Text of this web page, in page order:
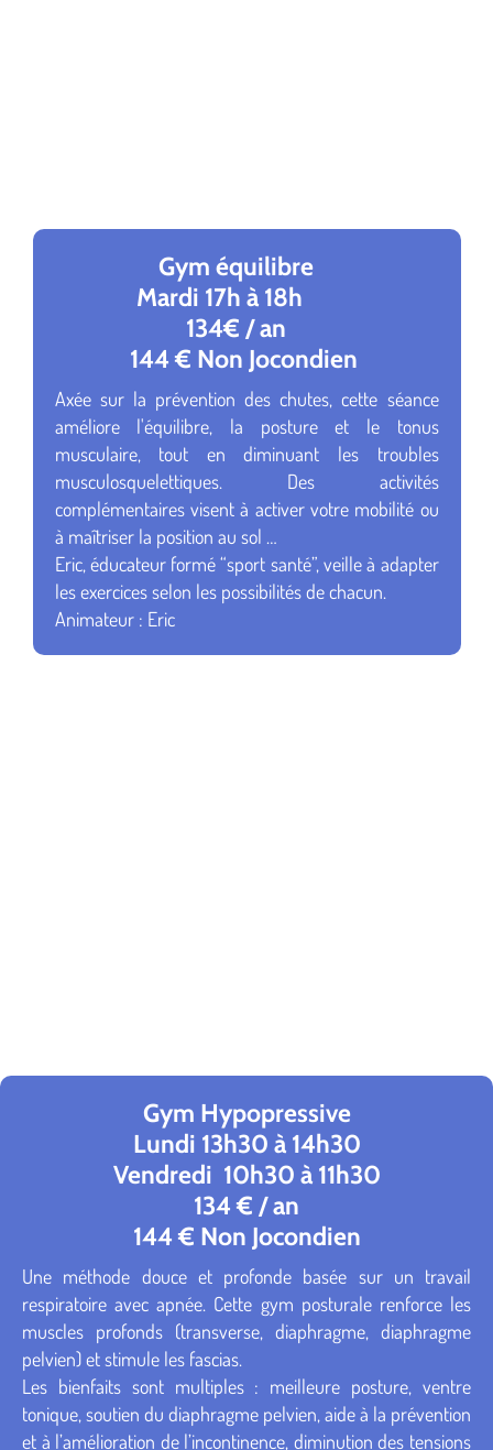
Gym équilibre
Mardi 17h à 18h
134€ / an
144 € Non Jocondien
Axée sur la prévention des chutes, cette séance
améliore l'équilibre, la posture et le tonus
musculaire, tout en diminuant les troubles
musculosquelettiques. Des activités
complémentaires visent à activer votre mobilité ou
à maîtriser la position au sol …
Eric, éducateur formé “sport santé”, veille à adapter
les exercices selon les possibilités de chacun.
Animateur : Eric
Gym Hypopressive
Lundi 13h30 à 14h30
Vendredi 10h30 à 11h30
134 € / an
144 € Non Jocondien
Une méthode douce et profonde basée sur un travail
respiratoire avec apnée. Cette gym posturale renforce les
muscles profonds (transverse, diaphragme, diaphragme
pelvien) et stimule les fascias.
Les bienfaits sont multiples : meilleure posture, ventre
tonique, soutien du diaphragme pelvien, aide à la prévention
et à l’amélioration de l’incontinence, diminution des tensions